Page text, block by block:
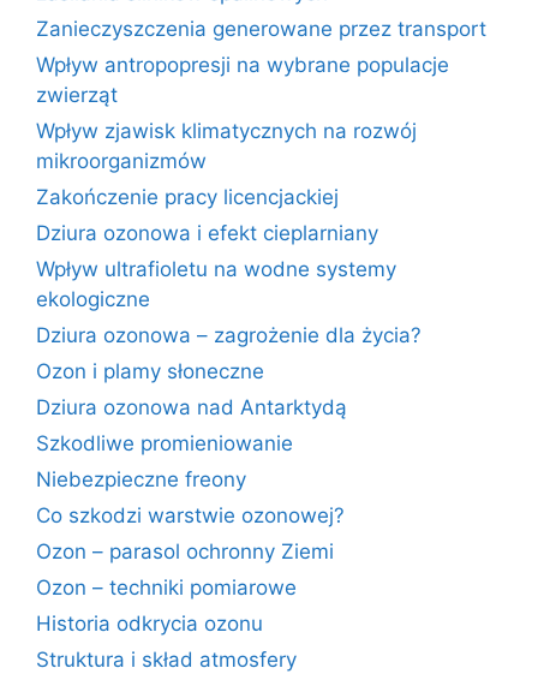
Zanieczyszczenia generowane przez transport
Wpływ antropopresji na wybrane populacje
zwierząt
Wpływ zjawisk klimatycznych na rozwój
mikroorganizmów
Zakończenie pracy licencjackiej
Dziura ozonowa i efekt cieplarniany
Wpływ ultrafioletu na wodne systemy
ekologiczne
Dziura ozonowa – zagrożenie dla życia?
Ozon i plamy słoneczne
Dziura ozonowa nad Antarktydą
Szkodliwe promieniowanie
Niebezpieczne freony
Co szkodzi warstwie ozonowej?
Ozon – parasol ochronny Ziemi
Ozon – techniki pomiarowe
Historia odkrycia ozonu
Struktura i skład atmosfery